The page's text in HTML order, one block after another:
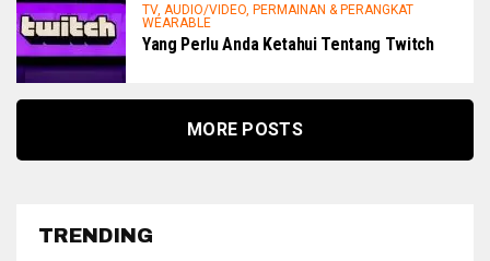
TV, AUDIO/VIDEO, PERMAINAN & PERANGKAT
WEARABLE
Yang Perlu Anda Ketahui Tentang Twitch
MORE POSTS
TRENDING